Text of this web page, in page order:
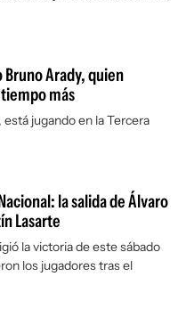
Bruno Arady, quien
más
jugando en la Tercera
la salida de Álvaro
Lasarte
la victoria de este sábado
los jugadores tras el